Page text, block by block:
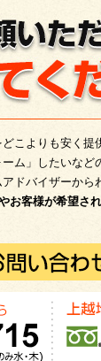
こよりも安く提
ム」したいなど
ドバイザーから
客様が希望さ